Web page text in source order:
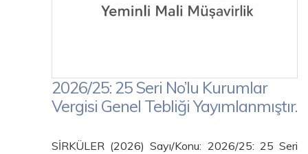
2026/25: 25 Seri No’lu Kurumlar
Vergisi Genel Tebliği Yayımlanmıştır.
SİRKÜLER (2026) Sayı/Konu: 2026/25: 25 Seri